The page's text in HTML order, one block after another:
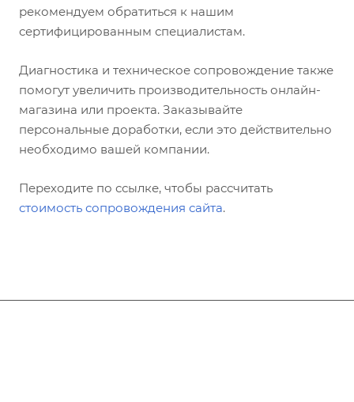
рекомендуем обратиться к нашим
сертифицированным специалистам.
Диагностика и техническое сопровождение также
помогут увеличить производительность онлайн-
магазина или проекта. Заказывайте
персональные доработки, если это действительно
необходимо вашей компании.
Переходите по ссылке, чтобы рассчитать
стоимость сопровождения сайта.